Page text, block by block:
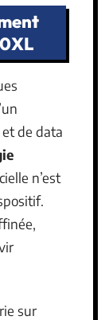
de data
n’est
sur